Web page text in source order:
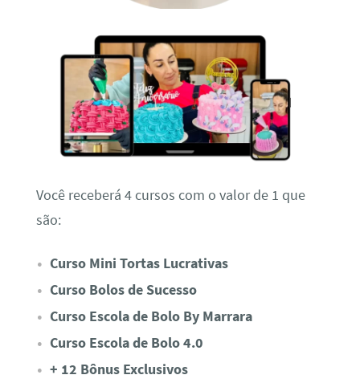
Você receberá 4 cursos com o valor de 1 que
são:
Curso Mini Tortas Lucrativas
Curso Bolos de Sucesso
Curso Escola de Bolo By Marrara
Curso Escola de Bolo 4.0
+ 12 Bônus Exclusivos